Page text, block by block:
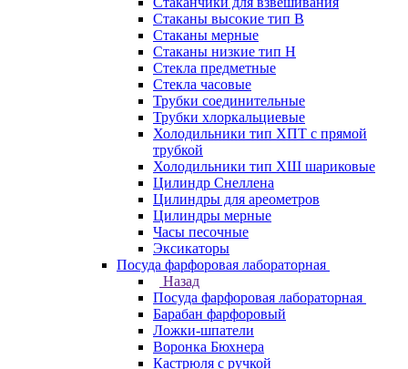
Стаканы высокие тип В
Стаканы мерные
Стаканы низкие тип Н
Стекла предметные
Стекла часовые
Трубки соединительные
Трубки хлоркальциевые
Холодильники тип ХПТ с прямой
трубкой
Холодильники тип ХШ шариковые
Цилиндр Снеллена
Цилиндры для ареометров
Цилиндры мерные
Часы песочные
Эксикаторы
Посуда фарфоровая лабораторная
Назад
Посуда фарфоровая лабораторная
Барабан фарфоровый
Ложки-шпатели
Воронка Бюхнера
Кастрюля с ручкой